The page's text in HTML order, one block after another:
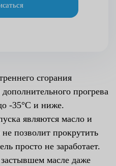
сгорания
прогрева
-35°С и ниже.
являются масло и
не позволит прокрутить
просто не заработает.
масле даже